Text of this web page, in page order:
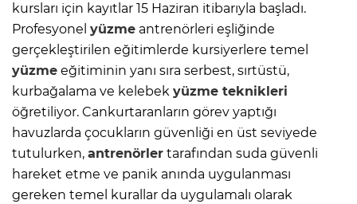
kursları için kayıtlar 15 Haziran itibarıyla başladı.
Profesyonel yüzme antrenörleri eşliğinde
gerçekleştirilen eğitimlerde kursiyerlere temel
yüzme eğitiminin yanı sıra serbest, sırtüstü,
kurbağalama ve kelebek yüzme teknikleri
öğretiliyor. Cankurtaranların görev yaptığı
havuzlarda çocukların güvenliği en üst seviyede
tutulurken, antrenörler tarafından suda güvenli
hareket etme ve panik anında uygulanması
gereken temel kurallar da uygulamalı olarak